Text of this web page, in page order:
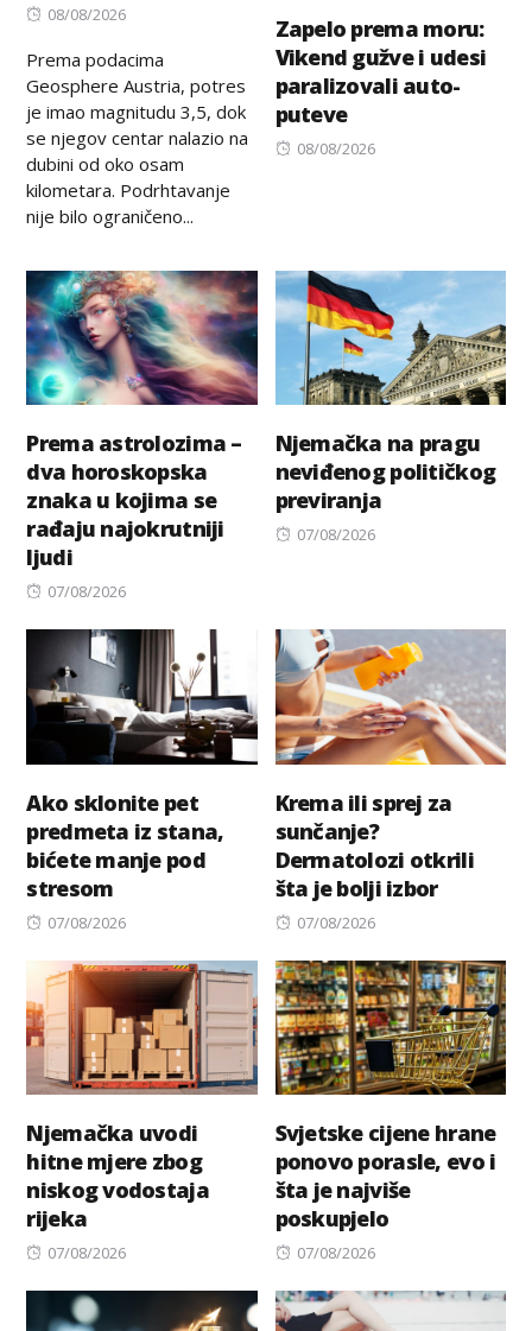
Posted
08/08/2026
Prema podacima
Geosphere Austria, potres
je imao magnitudu 3,5, dok
se njegov centar nalazio na
dubini od oko osam
kilometara. Podrhtavanje
nije bilo ograničeno...
Zapelo prema moru:
Vikend gužve i udesi
paralizovali auto-
puteve
Posted
08/08/2026
Prema astrolozima –
dva horoskopska
znaka u kojima se
rađaju najokrutniji
ljudi
Posted
07/08/2026
Njemačka na pragu
neviđenog političkog
previranja
Posted
07/08/2026
Ako sklonite pet
predmeta iz stana,
bićete manje pod
stresom
Posted
07/08/2026
Krema ili sprej za
sunčanje?
Dermatolozi otkrili
šta je bolji izbor
Posted
07/08/2026
Njemačka uvodi
hitne mjere zbog
niskog vodostaja
rijeka
Posted
07/08/2026
Svjetske cijene hrane
ponovo porasle, evo i
šta je najviše
poskupjelo
Posted
07/08/2026